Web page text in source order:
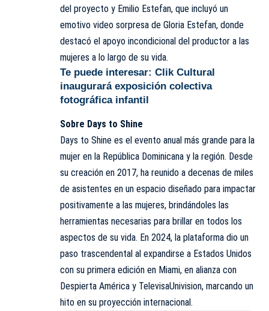
del proyecto y Emilio Estefan, que incluyó un
emotivo video sorpresa de Gloria Estefan, donde
destacó el apoyo incondicional del productor a las
mujeres a lo largo de su vida.
Te puede interesar: Clik Cultural
inaugurará exposición colectiva
fotográfica infantil
Sobre Days to Shine
Days to Shine es el evento anual más grande para la
mujer en la República Dominicana y la región. Desde
su creación en 2017, ha reunido a decenas de miles
de asistentes en un espacio diseñado para impactar
positivamente a las mujeres, brindándoles las
herramientas necesarias para brillar en todos los
aspectos de su vida. En 2024, la plataforma dio un
paso trascendental al expandirse a Estados Unidos
con su primera edición en Miami, en alianza con
Despierta América y TelevisaUnivision, marcando un
hito en su proyección internacional.